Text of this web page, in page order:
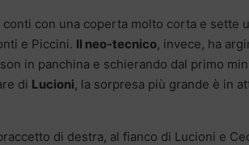
conti con una coperta molto corta e sette
e Piccini. Il neo-tecnico, invece, ha
in panchina e schierando dal primo
di Lucioni, la sorpresa più grande è in
di destra, al fianco di Lucioni e